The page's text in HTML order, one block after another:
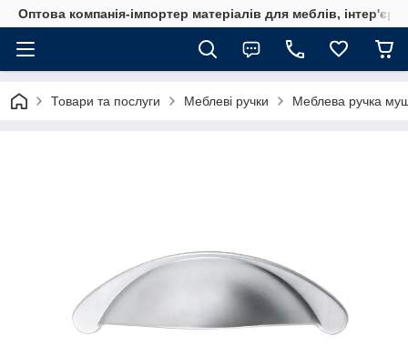
Оптова компанія-імпортер матеріалів для меблів, інтер'єру
Товари та послуги Меблеві ручки Меблева ручка